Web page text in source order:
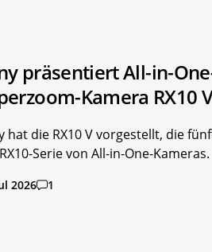
präsentiert All-in-
Kamera RX10
hat die RX10 V vorgestellt, die
Serie von All-in-One-Kameras.
2026 1